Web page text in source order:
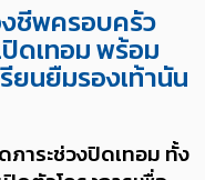
ชีพครอบครัว
ดเทอม พร้อม
ยนยืมรองเท้านัน
าระช่วงปิดเทอม ทั้ง